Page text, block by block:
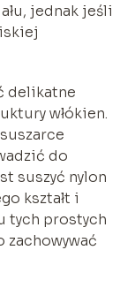
jednak jeśli
delikatne
włókien.
do
suszyć nylon
kształt i
tych prostych
zachowywać